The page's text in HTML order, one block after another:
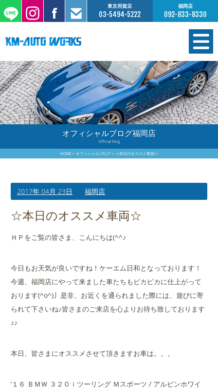
東京用賀店
03-5494-5222
福岡店
092-833-8330
在庫情報
オーダー販売
工場サービス
保証について
買取査定のご案内
店舗案内
会社概要
オフィシャルブログ福岡店
Official blog
HOME オフィシャルブログ ☆本日のオススメ車両☆
2017年 04月 23日 福岡店
☆本日のオススメ車両☆
ＨＰをご覧の皆さま、こんにちは(^^♪
今日もお天気が良いですね！ケーエム日和となっております！
今週、福岡店にやって来ました車たちもピカピカに仕上がって
おります(^o^)丿是非、お近くを通られました際には、遊びに寄
られて下さいね♪皆さまのご来店を心よりお待ち致しております
♪♪
本日、皆さまにオススメさせて頂きますお車は。。。
‘１６ ＢＭＷ ３２０ｉツーリング Ｍスポーツ / アルピンホワイ